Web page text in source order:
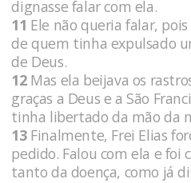
dignasse falar com ela.
11 Ele não queria falar,
de quem tinha expulsado
de Deus.
12Mas ela beijava os
graças a Deus e a São
tinha libertado da mão da
13Finalmente, Frei Elias
pedido. Falou com ela e foi
tanto da doença, como já